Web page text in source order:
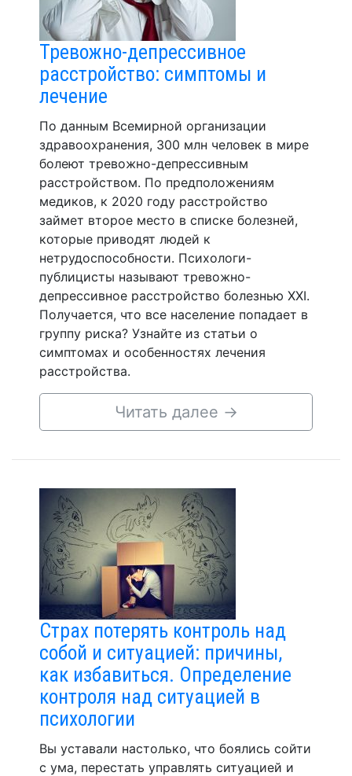
Тревожно-депрессивное
расстройство: симптомы и
лечение
По данным Всемирной организации
здравоохранения, 300 млн человек в мире
болеют тревожно-депрессивным
расстройством. По предположениям
медиков, к 2020 году расстройство
займет второе место в списке болезней,
которые приводят людей к
нетрудоспособности. Психологи-
публицисты называют тревожно-
депрессивное расстройство болезнью XXI.
Получается, что все население попадает в
группу риска? Узнайте из статьи о
симптомах и особенностях лечения
расстройства.
Читать далее →
Страх потерять контроль над
собой и ситуацией: причины,
как избавиться. Определение
контроля над ситуацией в
психологии
Вы уставали настолько, что боялись сойти
с ума, перестать управлять ситуацией и